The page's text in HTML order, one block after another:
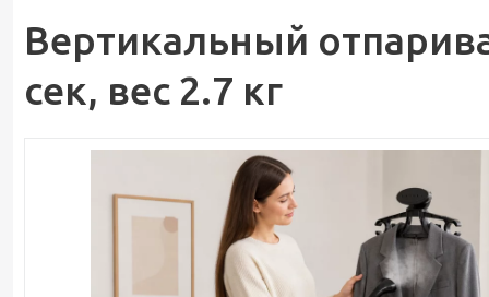
Вертикальный
сек, вес 2.7 кг